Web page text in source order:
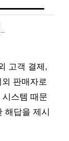
고객 결제,
판매자로
스템 때문
해답을 제시